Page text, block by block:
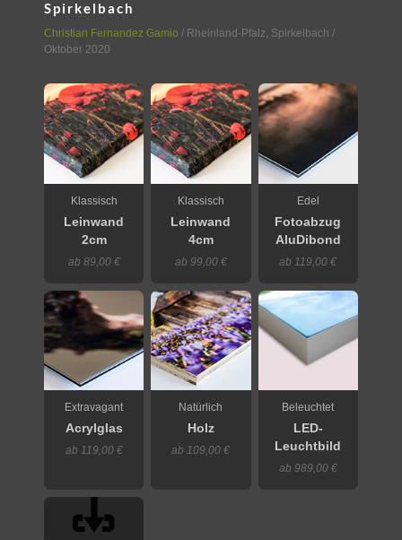
Spirkelbach
Christian Fernandez Gamio / Rheinland-Pfalz, Spirkelbach /
Oktober 2020
Klassisch
Leinwand
2cm
ab 89,00 €
Klassisch
Leinwand
4cm
ab 99,00 €
Edel
Fotoabzug
AluDibond
ab 119,00 €
Extravagant
Acrylglas
ab 119,00 €
Natürlich
Holz
ab 109,00 €
Beleuchtet
LED-
Leuchtbild
ab 989,00 €